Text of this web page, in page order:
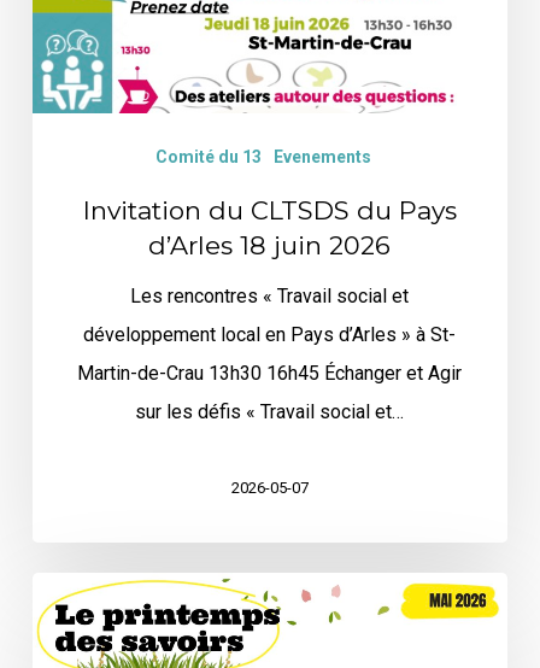
juin
2026
Comité du 13 Evenements
Invitation du CLTSDS du Pays
d’Arles 18 juin 2026
Les rencontres « Travail social et
développement local en Pays d’Arles » à St-
Martin-de-Crau 13h30 16h45 Échanger et Agir
sur les défis « Travail social et…
2026-05-07
Avec
le